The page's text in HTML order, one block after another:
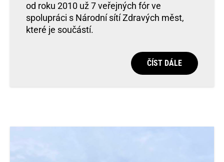
od roku 2010 už 7 veřejných fór ve
spolupráci s Národní sítí Zdravých měst,
které je součástí.
ČÍST DÁLE